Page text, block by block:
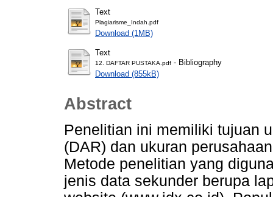
Text
Plagiarisme_Indah.pdf
Download (1MB)
Text
12. DAFTAR PUSTAKA.pdf - Bibliography
Download (855kB)
Abstract
Penelitian ini memiliki tujuan
(DAR) dan ukuran
Metode penelitian yang
jenis data sekunder berupa